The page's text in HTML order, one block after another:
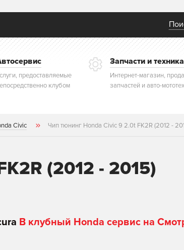
предоставляемые
клубом
Запчасти и
Интернет-магазин,
запчастей и авто-
Civic Чип тюнинг Honda Civic 9 2.0t FK2R (2012 -
(2012 - 2015)
В клубный Honda сервис на